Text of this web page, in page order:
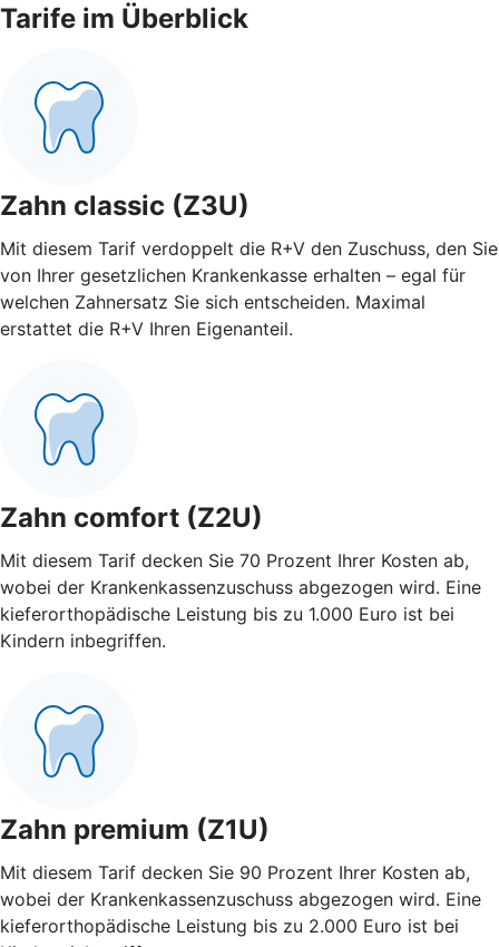
Tarife im Überblick
Zahn classic (Z3U)
Mit diesem Tarif verdoppelt die R+V den Zuschuss, den Sie
von Ihrer gesetzlichen Krankenkasse erhalten – egal für
welchen Zahnersatz Sie sich entscheiden. Maximal
erstattet die R+V Ihren Eigenanteil.
Zahn comfort (Z2U)
Mit diesem Tarif decken Sie 70 Prozent Ihrer Kosten ab,
wobei der Krankenkassenzuschuss abgezogen wird. Eine
kieferorthopädische Leistung bis zu 1.000 Euro ist bei
Kindern inbegriffen.
Zahn premium (Z1U)
Mit diesem Tarif decken Sie 90 Prozent Ihrer Kosten ab,
wobei der Krankenkassenzuschuss abgezogen wird. Eine
kieferorthopädische Leistung bis zu 2.000 Euro ist bei